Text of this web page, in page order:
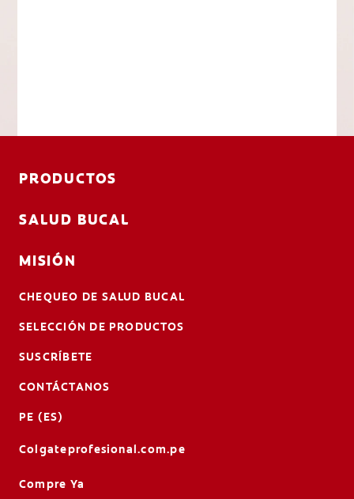
PRODUCTOS
SALUD BUCAL
MISIÓN
CHEQUEO DE SALUD BUCAL
SELECCIÓN DE PRODUCTOS
SUSCRÍBETE
CONTÁCTANOS
PE (ES)
Colgateprofesional.com.pe
Compre Ya